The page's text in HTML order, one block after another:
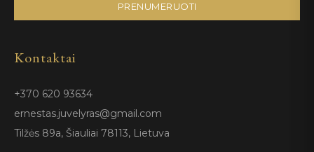
PRENUMERUOTI
Kontaktai
+370 620 93634
ernestas.juvelyras@gmail.com
Tilžės 89a, Šiauliai 78113, Lietuva